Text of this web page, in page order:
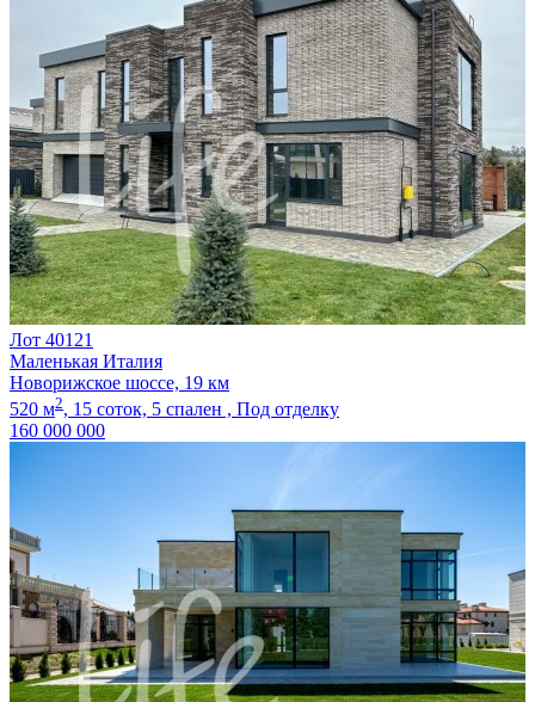
Лот 40121
Маленькая Италия
Новорижское шоссе, 19 км
520 м2, 15 соток, 5 спален , Под отделку
160 000 000